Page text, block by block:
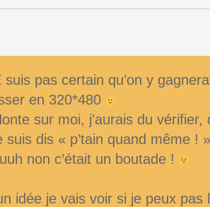
suis pas certain qu’on y
en 320*480
sur moi, j’aurais du vérifier,
suis dis « p’tain quand même ! »
non c’était un boutade !
idée je vais voir si je peux